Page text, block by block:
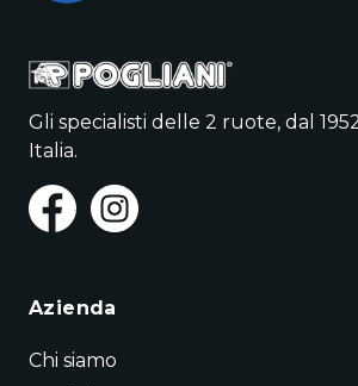
Gli specialisti delle 2 ruote, dal
Italia.
Azienda
Chi siamo